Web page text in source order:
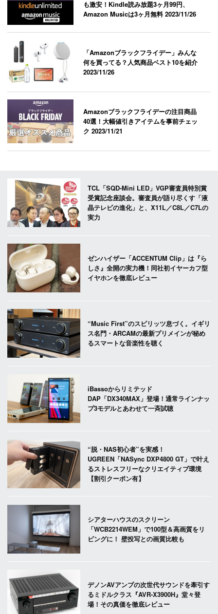
も激安！Kindle読み放題3ヶ月99円、
Amazon Musicは3ヶ月無料2023/11/26
「Amazonブラックフライデー」みんな
何を買ってる？人気商品ベスト10を紹介
2023/11/26
Amazonブラックフライデーの注目商品
40選！大幅値引きアイテムを事前チェッ
ク2023/11/21
TCL「SQD-Mini LED」VGP審査員特別賞
受賞記念座談会。審査員が語り尽くす「液
晶テレビの進化」と、X11L／C8L／C7Lの
実力
ゼンハイザー「ACCENTUM Clip」は『ら
しさ』全開の実力機！同社初イヤーカフ型
イヤホンを徹底レビュー
“Music First”のスピリッツ息づく。イギリ
ス名門・ARCAMの最新プリメインが秘め
るスマートな音楽性を聴く
iBassoからリミテッド
DAP「DX340MAX」登場！通常ラインナッ
プ3モデルとあわせて一斉試聴
“脱・NAS初心者”を実感！
UGREEN「NASync DXP4800 GT」で叶え
るストレスフリーなクリエイティブ環境
【割引クーポン有】
シアターハウスのスクリーン
「WCB2214WEM」で100型＆高画質をリ
ビングに！ 壁投写との画質比較も
デノンAVアンプの次世代サウンドを牽引す
るミドルクラス『AVR-X3900H』堂々登
場！その真価を徹底レビュー